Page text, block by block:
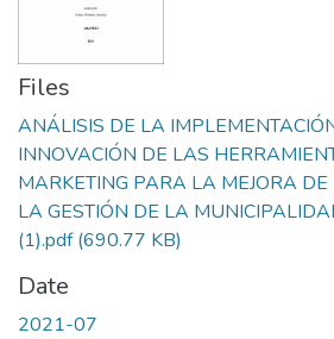
Files
ANÁLISIS DE LA
INNOVACIÓN DE LAS
MARKETING PARA LA MEJORA
LA GESTIÓN DE LA
(1).pdf(690.77 KB)
Date
2021-07